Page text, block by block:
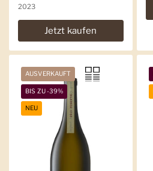
2023
Jetzt kaufen
AUSVERKAUFT
BIS ZU -39%
NEU